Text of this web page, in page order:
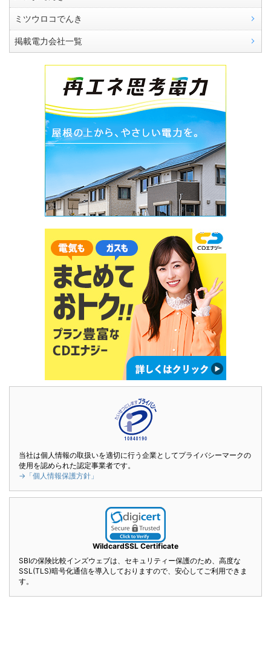
ミツウロコでんき
掲載電力会社一覧
当社は個人情報の取扱いを適切に行う企業としてプライバシーマークの
使用を認められた認定事業者です。
→「個人情報保護方針」
WildcardSSL Certificate
SBIの保険比較インズウェブは、セキュリティー保護のため、高度な
SSL(TLS)暗号化通信を導入しておりますので、安心してご利用できま
す。